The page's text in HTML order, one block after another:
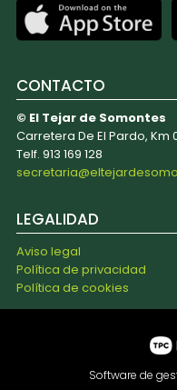
CONTACTO
© El Tejar de Somontes
Carretera De El Pardo,
Telf. 913 169 128
LEGALIDAD
Aviso legal
Política de privacidad
Política de cookies
Software de